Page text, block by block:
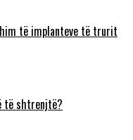
të implanteve të trurit
të shtrenjtë?